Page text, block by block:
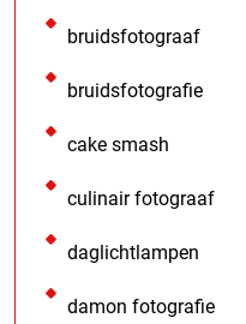
bruidsfotograaf
bruidsfotografie
cake smash
culinair fotograaf
daglichtlampen
damon fotografie